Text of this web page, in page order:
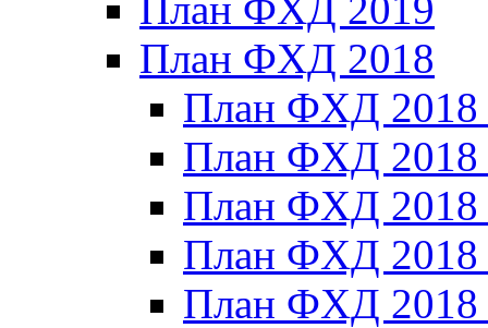
План ФХД 2018
План ФХД
План ФХД
План ФХД
План ФХД
План ФХД